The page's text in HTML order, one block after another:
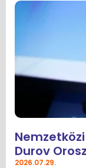
Durov
2026.07.29.